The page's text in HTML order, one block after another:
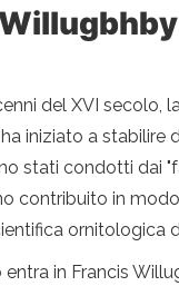
del XVI secolo,
iniziato a stabilire
stati condotti dai
contribuito in
ornitologica
in Francis